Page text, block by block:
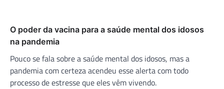
O poder da vacina para a saúde mental dos idosos
na pandemia
Pouco se fala sobre a saúde mental dos idosos, mas a
pandemia com certeza acendeu esse alerta com todo
processo de estresse que eles vêm vivendo.